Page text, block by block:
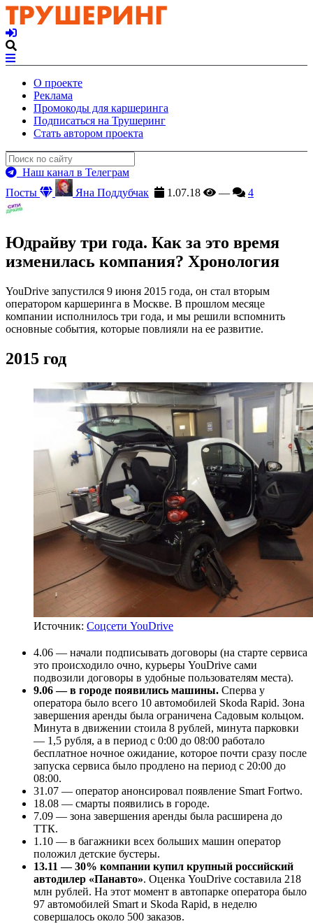
О проекте
Реклама
Промокоды для каршеринга
Подписаться на Трушеринг
Стать автором проекта
Наш канал в Телеграм
Посты
Яна Поддубчак 1.07.18 — 4
Юдрайву три года. Как за это время
изменилась компания? Хронология
YouDrive запустился 9 июня 2015 года, он стал вторым
оператором каршеринга в Москве. В прошлом месяце
компании исполнилось три года, и мы решили вспомнить
основные события, которые повлияли на ее развитие.
2015 год
Источник: Соцсети YouDrive
4.06 — начали подписывать договоры (на старте сервиса
это происходило очно, курьеры YouDrive сами
подвозили договоры в удобные пользователям места).
9.06 — в городе появились машины. Сперва у
оператора было всего 10 автомобилей Skoda Rapid. Зона
завершения аренды была ограничена Садовым кольцом.
Минута в движении стоила 8 рублей, минута парковки
— 1,5 рубля, а в период с 0:00 до 08:00 работало
бесплатное ночное ожидание, которое почти сразу после
запуска сервиса было продлено на период с 20:00 до
08:00.
31.07 — оператор анонсировал появление Smart Fortwo.
18.08 — смарты появились в городе.
7.09 — зона завершения аренды была расширена до
ТТК.
1.10 — в багажники всех больших машин оператор
положил детские бустеры.
13.11 — 30% компании купил крупный российский
автодилер «Панавто». Оценка YouDrive составила 218
млн рублей. На этот момент в автопарке оператора было
97 автомобилей Smart и Skoda Rapid, в неделю
совершалось около 500 заказов.